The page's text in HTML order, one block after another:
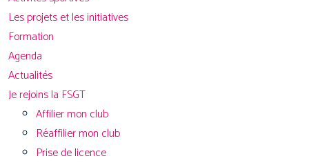
Les projets et les initiatives
Formation
Agenda
Actualités
Je rejoins la FSGT
Affilier mon club
Réaffilier mon club
Prise de licence